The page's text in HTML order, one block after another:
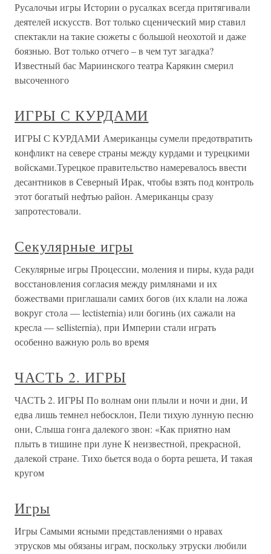
Русалочьи игры Истории о русалках всегда притягивали
деятелей искусств. Вот только сценический мир ставил
спектакли на такие сюжеты с большой неохотой и даже
боязнью. Вот только отчего – в чем тут загадка?
Известный бас Мариинского театра Карякин смерил
высоченного
ИГРЫ С КУРДАМИ
ИГРЫ С КУРДАМИ Американцы сумели предотвратить
конфликт на севере страны между курдами и турецкими
войсками.Турецкое правительство намеревалось ввести
десантников в Cеверный Ирак, чтобы взять под контроль
этот богатый нефтью район. Американцы сразу
запротестовали.
Секулярные игры
Секулярные игры Процессии, моления и пиры, куда ради
восстановления согласия между римлянами и их
божествами приглашали самих богов (их клали на ложа
вокруг стола — lectisternia) или богинь (их сажали на
кресла — sellisternia), при Империи стали играть
особенно важную роль во время
ЧАСТЬ 2. ИГРЫ
ЧАСТЬ 2. ИГРЫ По волнам они плыли и ночи и дни, И
едва лишь темнел небосклон, Пели тихую лунную песню
они, Слыша гонга далекого звон: «Как приятно нам
плыть в тишине при луне К неизвестной, прекрасной,
далекой стране. Тихо бьется вода о борта решета, И такая
кругом
Игры
Игры Самыми ясными представлениями о нравах
этрусков мы обязаны играм, поскольку этруски любили